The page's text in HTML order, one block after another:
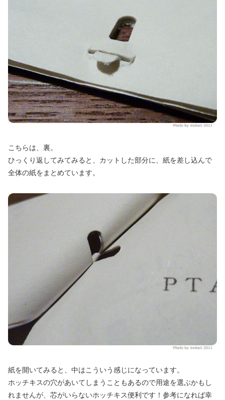
こちらは、裏。
ひっくり返してみてみると、カットした部分に、紙を差し込んで
全体の紙をまとめています。
紙を開いてみると、中はこういう感じになっています。
ホッチキスの穴があいてしまうこともあるので用途を選ぶかもし
れませんが、芯がいらないホッチキス便利です！参考になれば幸